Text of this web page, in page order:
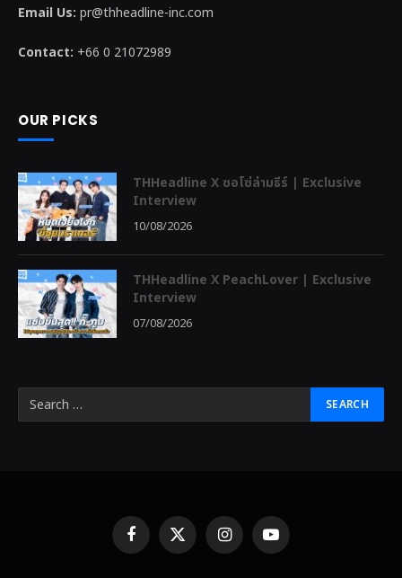
Email Us: pr@thheadline-inc.com
Contact: +66 0 21072989
OUR PICKS
THHeadline X ซอโซ่ล่ามธีร์ | Exclusive
Interview
10/08/2026
THHeadline X PeachLover | Exclusive
Interview
07/08/2026
FacebookX
(Twitter)
InstagramYouTube